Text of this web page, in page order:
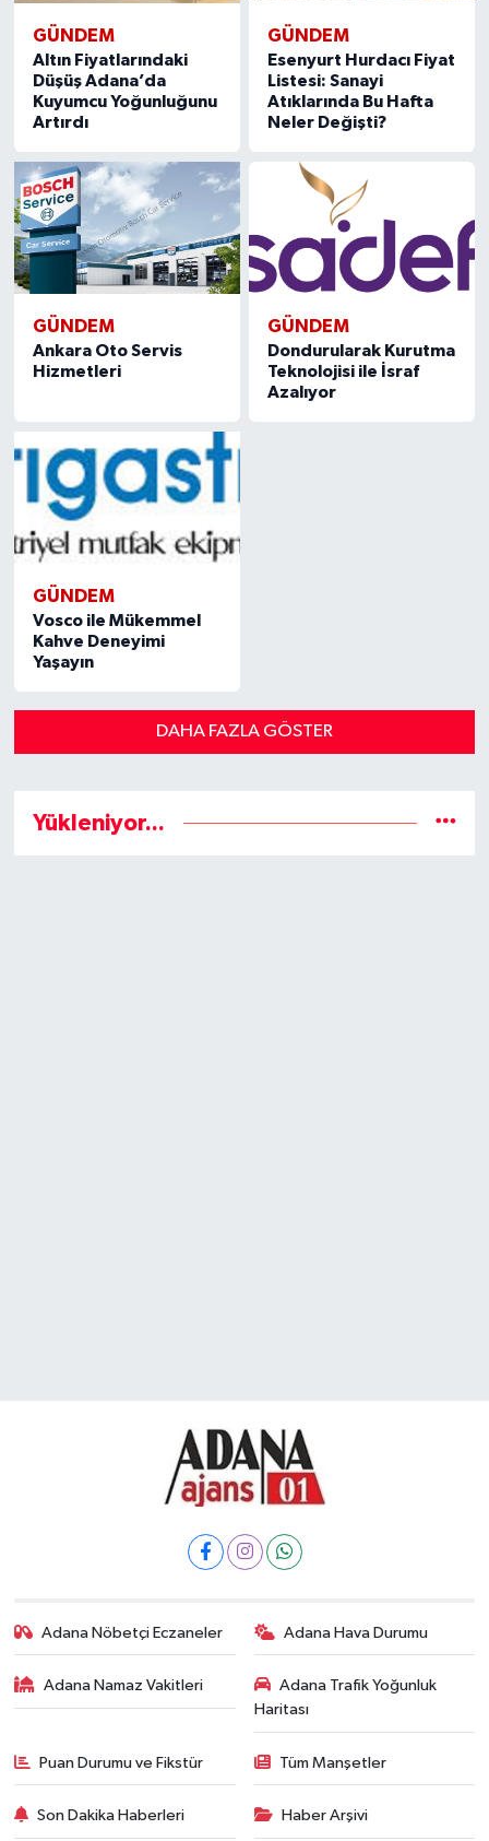
GÜNDEM
Altın Fiyatlarındaki
Düşüş Adana’da
Kuyumcu Yoğunluğunu
Artırdı
GÜNDEM
Esenyurt Hurdacı Fiyat
Listesi: Sanayi
Atıklarında Bu Hafta
Neler Değişti?
GÜNDEM
Ankara Oto Servis
Hizmetleri
GÜNDEM
Dondurularak Kurutma
Teknolojisi ile İsraf
Azalıyor
GÜNDEM
Vosco ile Mükemmel
Kahve Deneyimi
Yaşayın
DAHA FAZLA GÖSTER
Yükleniyor...
Adana Nöbetçi Eczaneler Adana Hava Durumu
Adana Namaz Vakitleri
Adana Trafik Yoğunluk
Haritası
Puan Durumu ve Fikstür Tüm Manşetler
Son Dakika Haberleri Haber Arşivi